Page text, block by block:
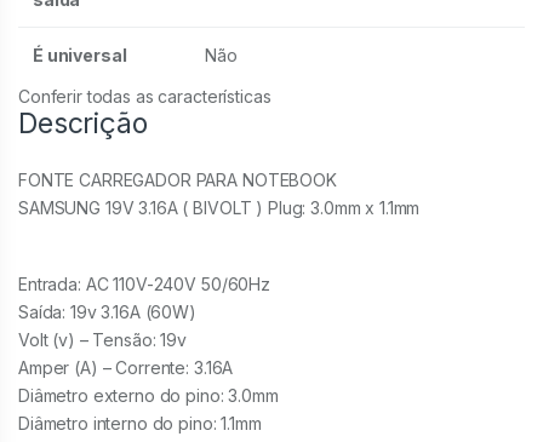
É universal
Não
Conferir todas as características
Descrição
FONTE CARREGADOR PARA NOTEBOOK
SAMSUNG 19V 3.16A ( BIVOLT ) Plug: 3.0mm x 1.1mm
Entrada: AC 110V-240V 50/60Hz
Saída: 19v 3.16A (60W)
Volt (v) – Tensão: 19v
Amper (A) – Corrente: 3.16A
Diâmetro externo do pino: 3.0mm
Diâmetro interno do pino: 1.1mm